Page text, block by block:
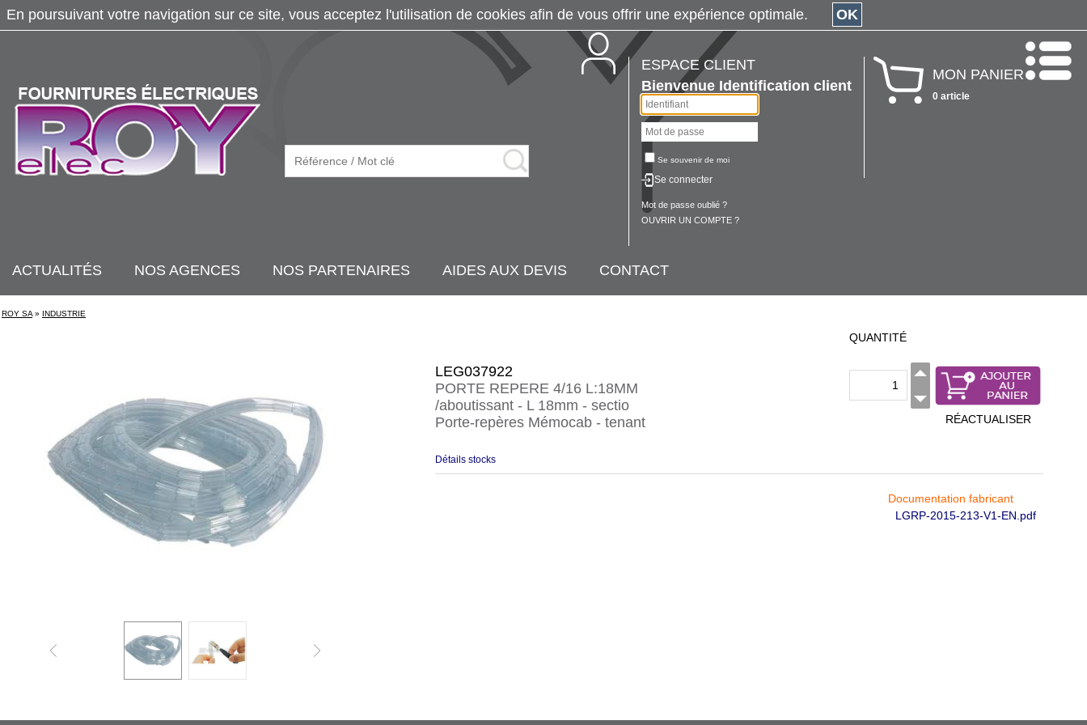
ESPACE CLIENT
Bienvenue Identification client
Se souvenir de moi
Se connecter
Mot de passe oublié ?
OUVRIR UN COMPTE ?
MON PANIER
0 article
ACTUALITÉS NOS AGENCES NOS PARTENAIRES AIDES AUX DEVIS CONTACT
ROY SA » INDUSTRIE
LEG037922
PORTE REPERE 4/16 L:18MM
/aboutissant - L 18mm - sectio
Porte-repères Mémocab - tenant
QUANTITÉ
RÉACTUALISER
Détails stocks
Documentation fabricant
LGRP-2015-213-V1-EN.pdf
En poursuivant votre navigation sur ce site, vous acceptez l'utilisation de cookies afin de vous offrir une expérience optimale. OK